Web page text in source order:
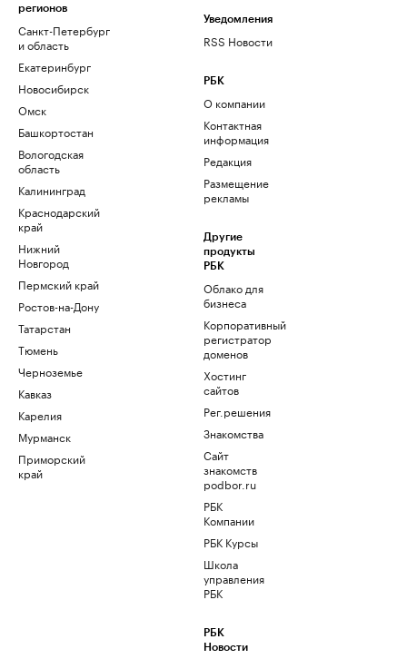
регионов
Санкт-Петербург
и область
Екатеринбург
Новосибирск
Омск
Башкортостан
Вологодская
область
Калининград
Краснодарский
край
Нижний
Новгород
Пермский край
Ростов-на-Дону
Татарстан
Тюмень
Черноземье
Кавказ
Карелия
Мурманск
Приморский
край
Уведомления
RSS Новости
РБК
О компании
Контактная
информация
Редакция
Размещение
рекламы
Другие
продукты
РБК
Облако для
бизнеса
Корпоративный
регистратор
доменов
Хостинг
сайтов
Рег.решения
Знакомства
Сайт
знакомств
podbor.ru
РБК
Компании
РБК Курсы
Школа
управления
РБК
РБК
Новости